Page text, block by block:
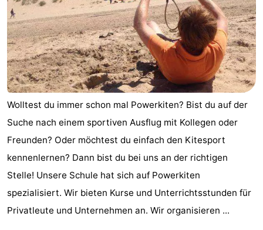
Zentren
Dörfer
&
Städte
Natur
Sport
-
Schwimmbader
-
Radfahren
-
Wandern
-
Reiten
-
Golfplatze
-
Wolltest du immer schon mal Powerkiten? Bist du auf der
Suche nach einem sportiven Ausflug mit Kollegen oder
Freunden? Oder möchtest du einfach den Kitesport
kennenlernen? Dann bist du bei uns an der richtigen
Stelle! Unsere Schule hat sich auf Powerkiten
spezialisiert. Wir bieten Kurse und Unterrichtsstunden für
Privatleute und Unternehmen an. Wir organisieren ...